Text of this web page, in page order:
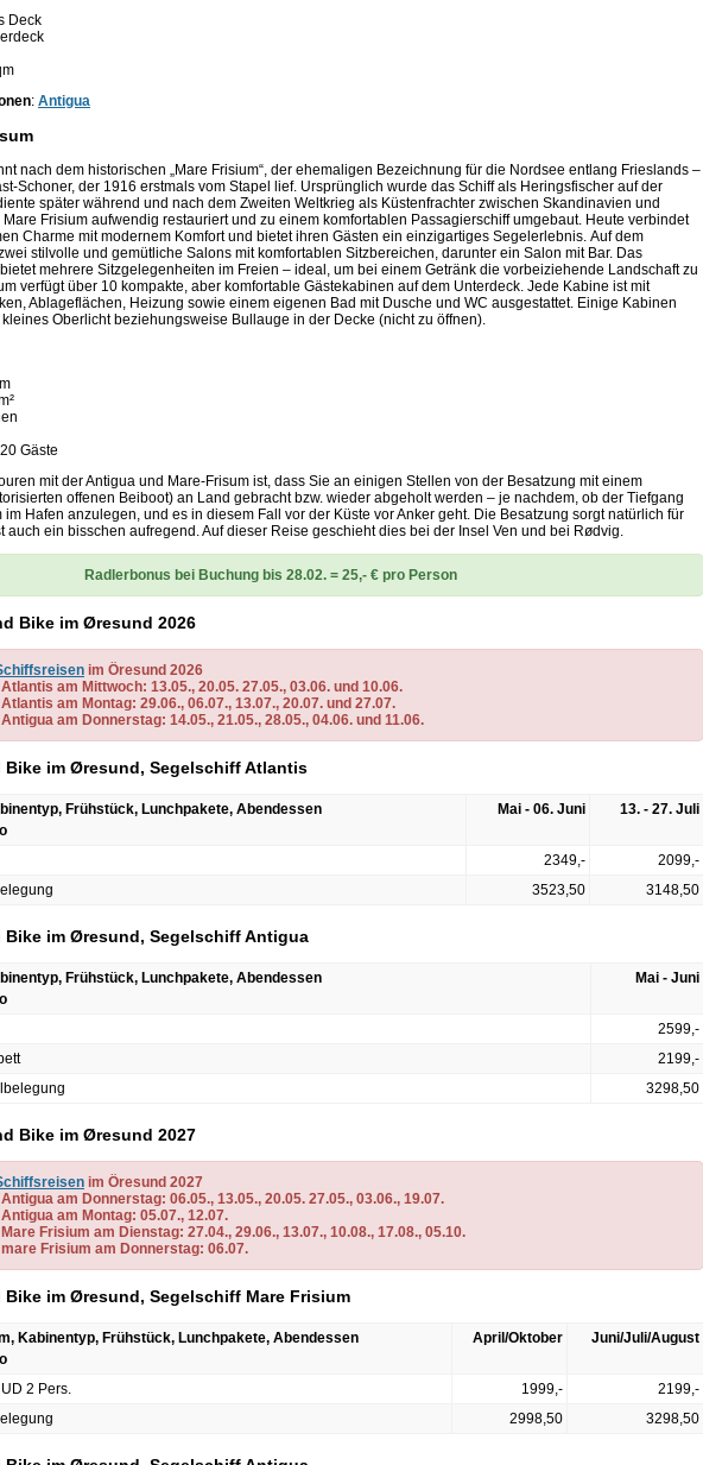
Deck
: Antigua
nach dem historischen „Mare Frisium“, der ehemaligen Bezeichnung für die Nordsee entlang Frieslands –
Schoner, der 1916 erstmals vom Stapel lief. Ursprünglich wurde das Schiff als Heringsfischer auf der
später während und nach dem Zweiten Weltkrieg als Küstenfrachter zwischen Skandinavien und
Frisium aufwendig restauriert und zu einem komfortablen Passagierschiff umgebaut. Heute verbindet
Charme mit modernem Komfort und bietet ihren Gästen ein einzigartiges Segelerlebnis. Auf dem
stilvolle und gemütliche Salons mit komfortablen Sitzbereichen, darunter ein Salon mit Bar. Das
mehrere Sitzgelegenheiten im Freien – ideal, um bei einem Getränk die vorbeiziehende Landschaft zu
verfügt über 10 kompakte, aber komfortable Gästekabinen auf dem Unterdeck. Jede Kabine ist mit
Ablageflächen, Heizung sowie einem eigenen Bad mit Dusche und WC ausgestattet. Einige Kabinen
Oberlicht beziehungsweise Bullauge in der Decke (nicht zu öffnen).
Gäste
mit der Antigua und Mare-Frisum ist, dass Sie an einigen Stellen von der Besatzung mit einem
offenen Beiboot) an Land gebracht bzw. wieder abgeholt werden – je nachdem, ob der Tiefgang
im Hafen anzulegen, und es in diesem Fall vor der Küste vor Anker geht. Die Besatzung sorgt natürlich für
auch ein bisschen aufregend. Auf dieser Reise geschieht dies bei der Insel Ven und bei Rødvig.
Radlerbonus bei Buchung bis 28.02. = 25,- € pro Person
Bike im Øresund 2026
im Öresund 2026
am Mittwoch: 13.05., 20.05. 27.05., 03.06. und 10.06.
am Montag: 29.06., 06.07., 13.07., 20.07. und 27.07.
am Donnerstag: 14.05., 21.05., 28.05., 04.06. und 11.06.
Bike im Øresund, Segelschiff Atlantis
Frühstück, Lunchpakete, Abendessen
Mai - 06. Juni 13. - 27. Juli
2349,-
2099,-
3523,50 3148,50
Bike im Øresund, Segelschiff Antigua
Frühstück, Lunchpakete, Abendessen
Mai - Juni
2599,-
2199,-
3298,50
Bike im Øresund 2027
im Öresund 2027
am Donnerstag: 06.05., 13.05., 20.05. 27.05., 03.06., 19.07.
am Montag: 05.07., 12.07.
Frisium am Dienstag: 27.04., 29.06., 13.07., 10.08., 17.08., 05.10.
Frisium am Donnerstag: 06.07.
Bike im Øresund, Segelschiff Mare Frisium
Kabinentyp, Frühstück, Lunchpakete, Abendessen
April/Oktober Juni/Juli/August
2 Pers. 1999,-
2199,-
2998,50 3298,50